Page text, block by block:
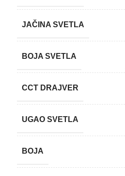
JAČINA SVETLA
BOJA SVETLA
CCT DRAJVER
UGAO SVETLA
BOJA